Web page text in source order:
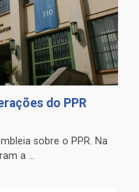
do PPR
sobre o PPR. Na
a ...